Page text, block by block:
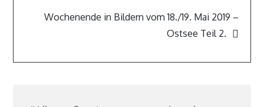
Wochenende in Bildern vom 18./19. Mai 2019 –
Ostsee Teil 2.